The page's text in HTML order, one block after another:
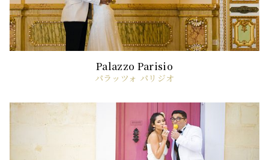
パラッツォ パリジオ